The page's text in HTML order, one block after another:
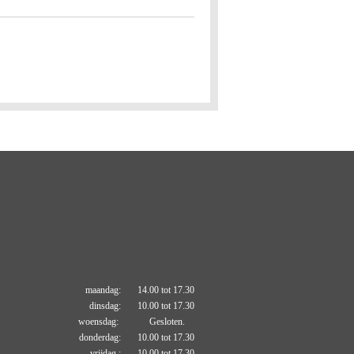
maandag: 14.00 tot 17.30
dinsdag: 10.00 tot 17.30
woensdag: Gesloten.
donderdag: 10.00 tot 17.30